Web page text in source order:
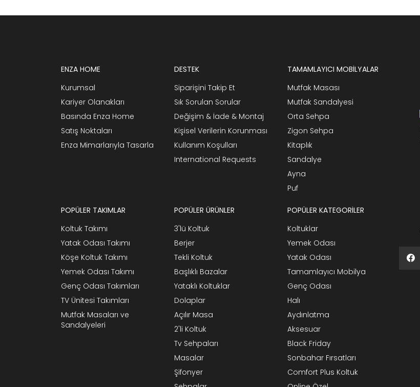
ENZA HOME
Kurumsal
Kariyer Olanakları
Basında Enza Home
Satış Noktaları
Enza Mimarlarıyla Tasarla
DESTEK
Siparişini Takip Et
Sık Sorulan Sorular
Değişim & İade & Montaj
Kişisel Verilerin Korunması
Kullanım Koşulları
International Requests
TAMAMLAYICI MOBİLYALAR
Mutfak Masası
Mutfak Sandalyesi
Orta Sehpa
Zigon Sehpa
Kitaplık
Sandalye
Ayna
Puf
POPÜLER TAKIMLAR
Koltuk Takımı
Yatak Odası Takımı
Köşe Koltuk Takımı
Yemek Odası Takımı
Genç Odası Takımları
TV Ünitesi Takımları
Mutfak Masaları ve
Sandalyeleri
POPÜLER ÜRÜNLER
3'lü Koltuk
Berjer
Tekli Koltuk
Başlıklı Bazalar
Yataklı Koltuklar
Dolaplar
Açılır Masa
2'li Koltuk
Tv Sehpaları
Masalar
Şifonyer
POPÜLER KATEGORİLER
Koltuklar
Yemek Odası
Yatak Odası
Tamamlayıcı Mobilya
Genç Odası
Halı
Aydınlatma
Aksesuar
Black Friday
Sonbahar Fırsatları
Comfort Plus Koltuk